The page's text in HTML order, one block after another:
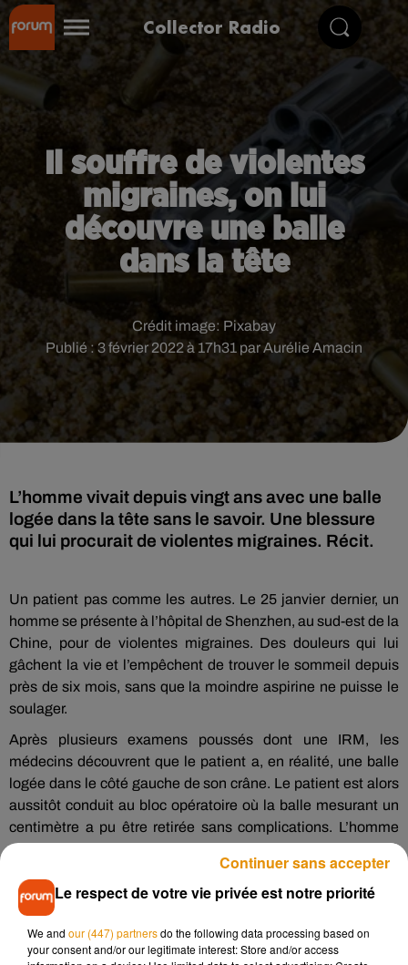
Collector Radio
Il souffre de violentes
migraines, on lui
découvre une balle
dans la tête
Publié : 3 février 2022 à 17h31 par Aurélie Amacin
Crédit image: Pixabay
L’homme vivait depuis vingt ans avec une balle
logée dans la tête sans le savoir. Une blessure
qui lui procurait de violentes migraines. Récit.
Un patient pas comme les autres. Le 25 janvier dernier, un
homme se présente à l’hôpital de Shenzhen, au sud-est de la
Chine, pour de violentes migraines. Des douleurs qui lui
gâchent la vie et l’empêchent de trouver le sommeil depuis
près de six mois, sans que la moindre aspirine ne puisse le
soulager.
Après plusieurs examens poussés dont une IRM, les
médecins découvrent que le patient a, en réalité, une balle
logée dans le côté gauche de son crâne. Le patient est alors
aussitôt conduit au bloc opératoire où la balle mesurant un
centimètre a pu être retirée sans complications. L’homme
affirme n’avoir jamais eu connaissance de cette balle.
Selon le corps médical au média TVBS, celle-ci y est logée
depuis une vingtaine d’années. Une enquête a été ouverte et
avait 8 ans : il jouait avec un pistolet à air comprimé avec son
Le respect de votre vie privée est notre priorité
We and our (447) partnersdo the following data processing based on
your consent and/or our legitimate interest: Store and/or access
Continuer sans accepter